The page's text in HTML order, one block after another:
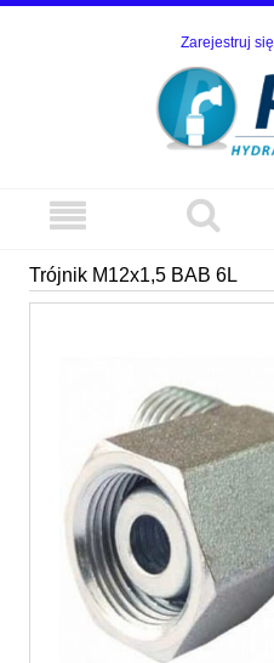
Zarejestruj się
Trójnik M12x1,5 BAB 6L